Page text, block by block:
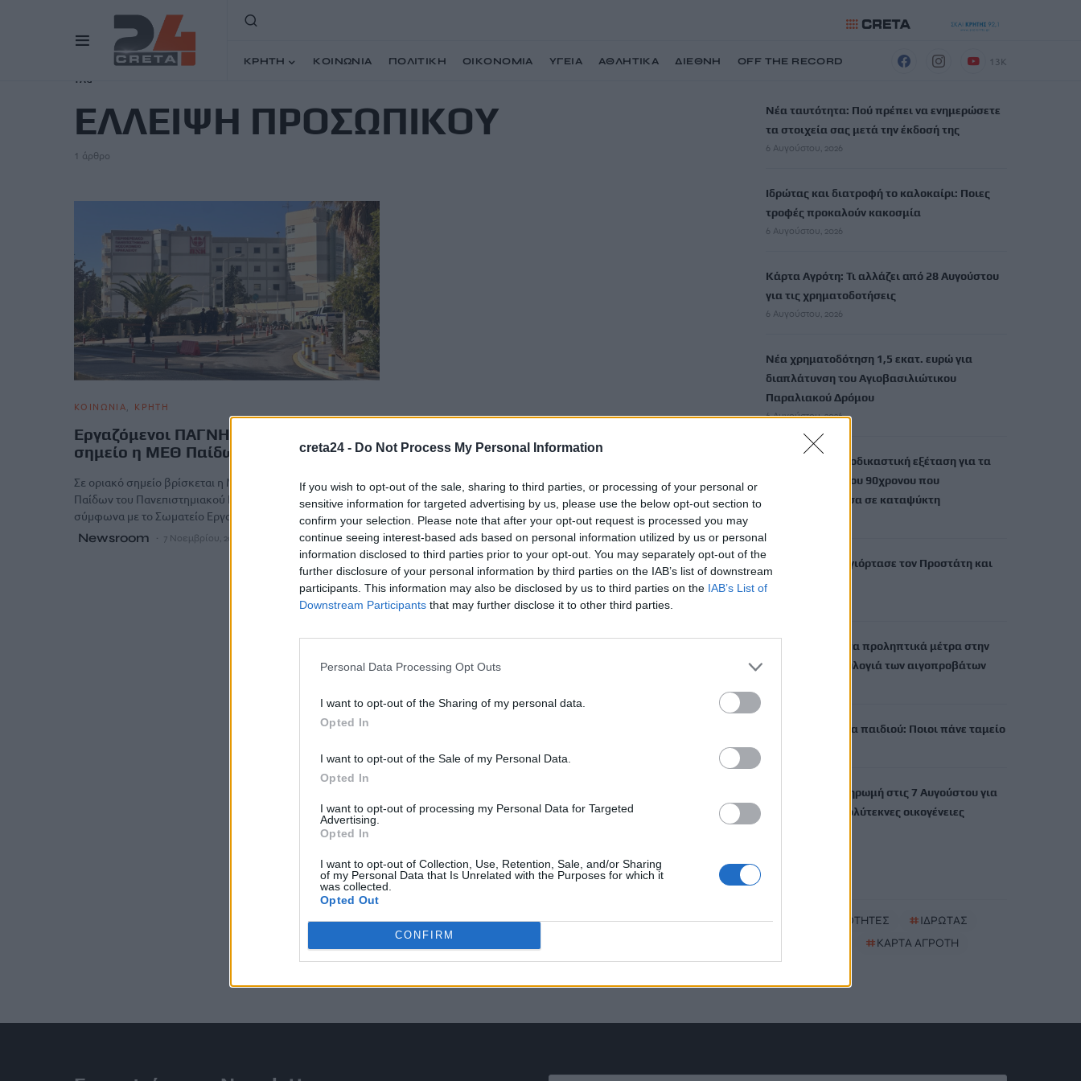
creta24 - Do Not Process My Personal Information
If you wish to opt-out of the sale, sharing to third parties, or processing of your personal or
sensitive information for targeted advertising by us, please use the below opt-out section to
confirm your selection. Please note that after your opt-out request is processed you may
continue seeing interest-based ads based on personal information utilized by us or personal
information disclosed to third parties prior to your opt-out. You may separately opt-out of the
further disclosure of your personal information by third parties on the IAB’s list of downstream
participants. This information may also be disclosed by us to third parties on the IAB’s List of
Downstream Participants that may further disclose it to other third parties.
Personal Data Processing Opt Outs
I want to opt-out of the Sharing of my personal data.
Opted In
I want to opt-out of the Sale of my Personal Data.
Opted In
I want to opt-out of processing my Personal Data for Targeted
Advertising.
Opted In
I want to opt-out of Collection, Use, Retention, Sale, and/or Sharing
of my Personal Data that Is Unrelated with the Purposes for which it
was collected.
Opted Out
CONFIRM
ΚΡΗΤΗ ΚΟΙΝΩΝΙΑ ΠΟΛΙΤΙΚΗ ΟΙΚΟΝΟΜΙΑ ΥΓΕΙΑ ΑΘΛΗΤΙΚΑ ΔΙΕΘΝΗ OFF THE RECORD
13K
TAG
ΕΛΛΕΙΨΗ ΠΡΟΣΩΠΙΚΟΥ
1 άρθρο
ΚΟΙΝΩΝΙΑ ΚΡΗΤΗ
Εργαζόμενοι ΠΑΓΝΗ: «Σε οριακό
σημείο η ΜΕΘ Παίδων»
Σε οριακό σημείο βρίσκεται η Μονάδα Εντατικής Θεραπείας
Παίδων του Πανεπιστημιακού Νοσοκομείου Ηρακλείου,
σύμφωνα με το Σωματείο Εργαζομένων…
Newsroom 7 Νοεμβρίου, 2025
Νέα ταυτότητα: Πού πρέπει να ενημερώσετε
τα στοιχεία σας μετά την έκδοσή της
6 Αυγούστου, 2026
Ιδρώτας και διατροφή το καλοκαίρι: Ποιες
τροφές προκαλούν κακοσμία
6 Αυγούστου, 2026
Κάρτα Αγρότη: Τι αλλάζει από 28 Αυγούστου
για τις χρηματοδοτήσεις
6 Αυγούστου, 2026
Νέα χρηματοδότηση 1,5 εκατ. ευρώ για
διαπλάτυνση του Αγιοβασιλιώτικου
Παραλιακού Δρόμου
6 Αυγούστου, 2026
Τι δείχνει η ιατροδικαστική εξέταση για τα
αίτια θανάτου του 90χρονου που
εντοπίστηκε μέσα σε καταψύκτη
Το Αρκαλοχώρι γιόρτασε τον Προστάτη και
Πολιούχο του
Παρατείνονται τα προληπτικά μέτρα στην
Κρήτη για την ευλογιά των αιγοπροβάτων
Έκτακτο επίδομα παιδιού: Ποιοι πάνε ταμείο
ΟΠΕΚΑ: Νέα πληρωμή στις 7 Αυγούστου για
τρίτεκνες και πολύτεκνες οικογένειες
ΝΕΕΣ ΤΑΥΤΟΤΗΤΕΣ #ΙΔΡΩΤΑΣ
#ΚΑΡΤΑ ΑΓΡΟΤΗ